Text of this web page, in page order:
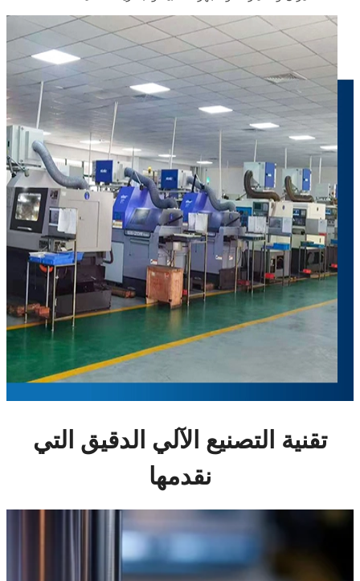
تقنية التصنيع الآلي الدقيق التي
نقدمها